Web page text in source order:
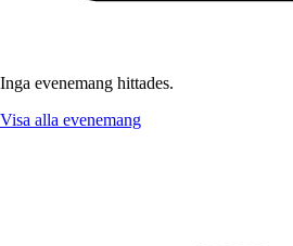
Inga evenemang hittades.
Visa alla evenemang